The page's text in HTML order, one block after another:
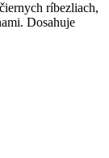
ríbezliach,
Dosahuje